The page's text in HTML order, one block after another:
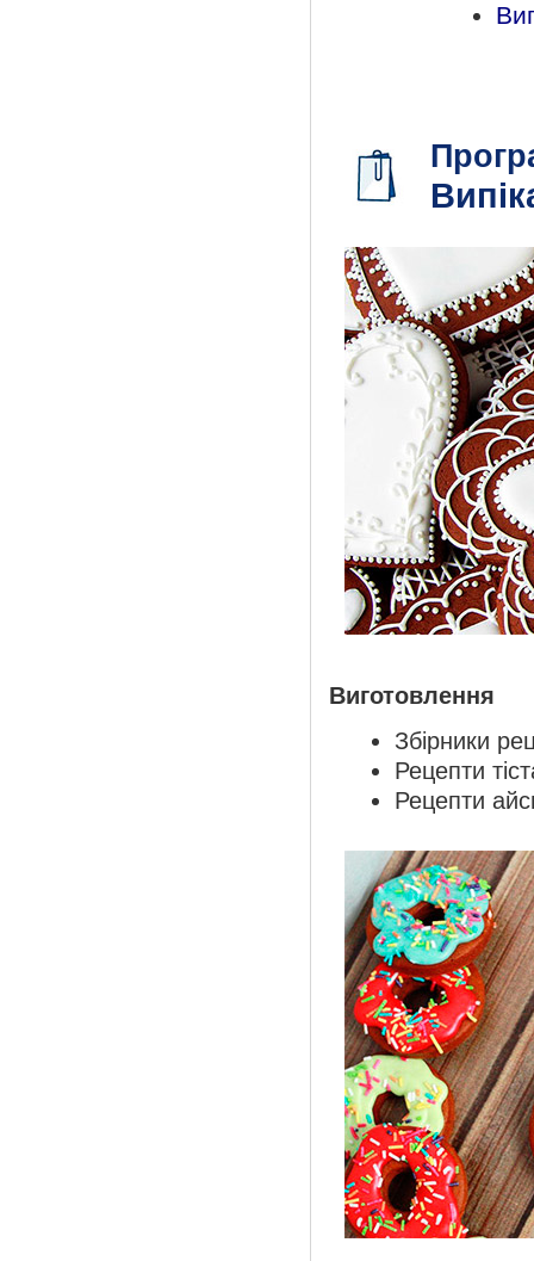
Виготовлення
Збірники
Рецепти
Рецепти